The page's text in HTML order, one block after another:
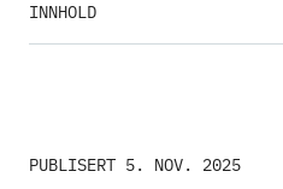
INNHOLD
PUBLISERT 5. NOV. 2025